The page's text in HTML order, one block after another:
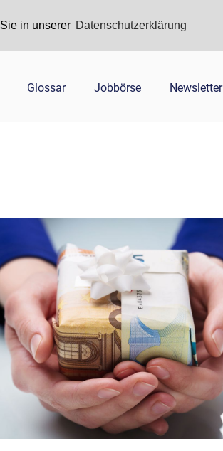
in unserer Datenschutzerklärung
Glossar Jobbörse Newsletter